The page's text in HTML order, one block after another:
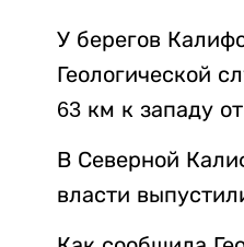
У берегов
Геологической
63 км к западу
В Северной
власти